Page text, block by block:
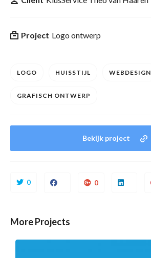
Project Logo ontwerp
LOGO HUISSTIJL WEBDESIGN
GRAFISCH ONTWERP
Bekijk project
0 0
More Projects